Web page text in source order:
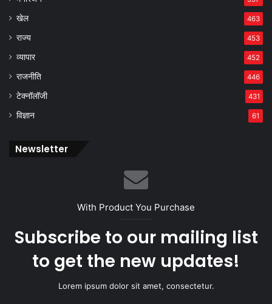
खेल 463
राज्य 453
व्यापार 452
राजनीति 446
टेक्नॉलॉजी 431
विज्ञान 61
Newsletter
With Product You Purchase
Subscribe to our mailing list
to get the new updates!
Lorem ipsum dolor sit amet, consectetur.